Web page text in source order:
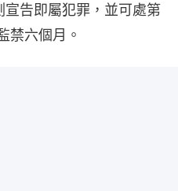
告即屬犯罪，並可處第
禁六個月。